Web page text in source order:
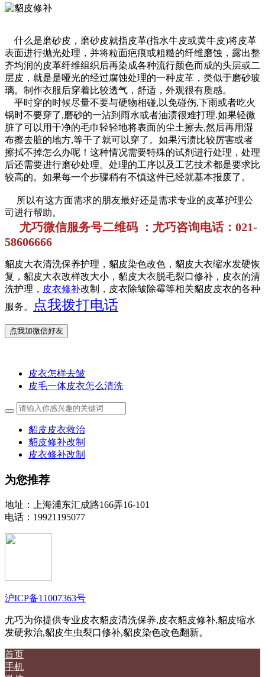
什么是磨砂皮，磨砂皮就指皮革(指水牛皮或黄牛皮)将皮革
表面进行抛光处理，并将粒面疤痕或粗糙的纤维磨蚀，露出整
齐均润的皮革纤维组织后再染成各种流行颜色而成的头层或二
层皮，就是是哑光的经过腐蚀处理的一种皮革，类似于磨砂玻
璃。制作衣服后穿着比较透气，舒适，外观很有质感。
平时穿的时候尽量不要与硬物相碰,以免碰伤,下雨或者吃火
锅时不要穿了,磨砂的一沾到雨水或者油渍很难打理.如果轻微
脏了可以用干净的毛巾轻轻地将表面的尘土擦去,然后再用湿
布擦去脏的地方,等干了就可以穿了。如果污渍比较厉害或者
擦拭不掉怎么办呢！这种情况需要特殊的试剂进行处理，处理
后还需要进行磨砂处理。处理的工序以及工艺技术都是要求比
较高的。如果每一个步骤稍有不慎这件已经就基本报废了。
所以有这方面需求的朋友最好还是需求专业的皮革护理公
司进行帮助。
尤巧微信服务号二维码 ：尤巧咨询电话：021-
58606666
貂皮大衣清洗保养护理，貂皮染色改色，貂皮大衣缩水发硬恢
复，貂皮大衣改样改大小，貂皮大衣脱毛裂口修补，皮衣的清
洗护理， 皮衣修补改制，皮衣除皱除霉等相关貂皮皮衣的各种
服务。
点我拨打电话
皮衣怎样去皱
皮毛一体皮衣怎么清洗
貂皮皮衣救治
貂皮修补改制
皮衣修补改制
为您推荐
地址：上海浦东汇成路166弄16-101
电话：19921195077
沪ICP备11007363号
尤巧为你提供专业皮衣貂皮清洗保养,皮衣貂皮修补,貂皮缩水
发硬救治,貂皮生虫裂口修补,貂皮染色改色翻新。
首页
手机